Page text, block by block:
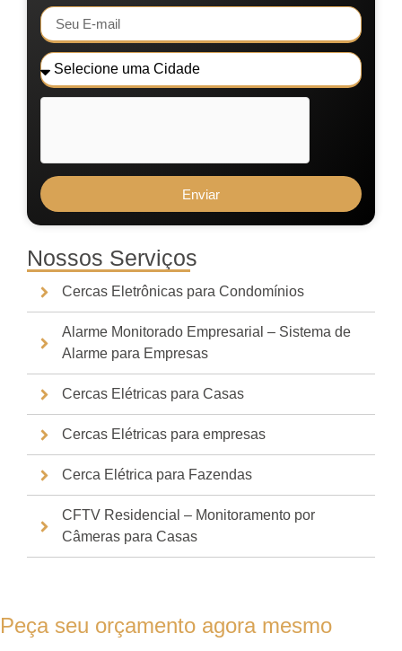
Enviar
Nossos Serviços
Cercas Eletrônicas para Condomínios
Alarme Monitorado Empresarial – Sistema de
Alarme para Empresas
Cercas Elétricas para Casas
Cercas Elétricas para empresas
Cerca Elétrica para Fazendas
CFTV Residencial – Monitoramento por
Câmeras para Casas
Peça seu orçamento agora mesmo